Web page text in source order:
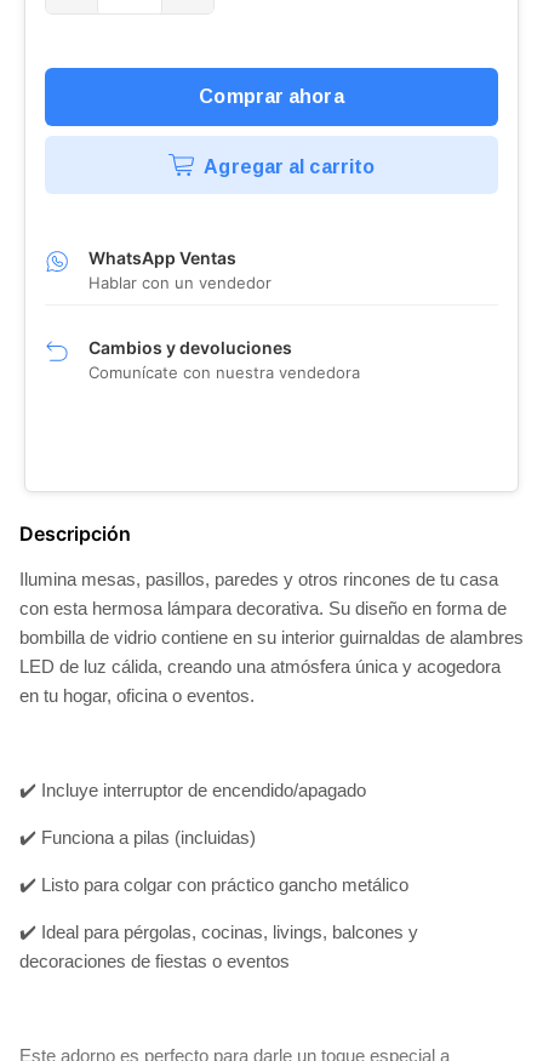
Agregar al carrito
WhatsApp Ventas
Hablar con un vendedor
Cambios y devoluciones
Comunícate con nuestra vendedora
Descripción
Ilumina mesas, pasillos, paredes y otros rincones de tu casa
con esta hermosa lámpara decorativa. Su diseño en forma de
bombilla de vidrio contiene en su interior guirnaldas de alambres
LED de luz cálida, creando una atmósfera única y acogedora
en tu hogar, oficina o eventos.
✔️ Incluye interruptor de encendido/apagado
✔️ Funciona a pilas (incluidas)
✔️ Listo para colgar con práctico gancho metálico
✔️ Ideal para pérgolas, cocinas, livings, balcones y
decoraciones de fiestas o eventos
Este adorno es perfecto para darle un toque especial a